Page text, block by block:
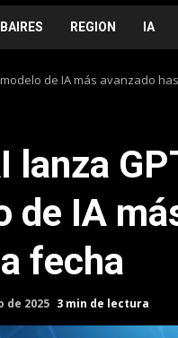
BAIRES REGION IA
de IA más avanzado
lanza
de IA
fecha
de 2025 3 min de lectura